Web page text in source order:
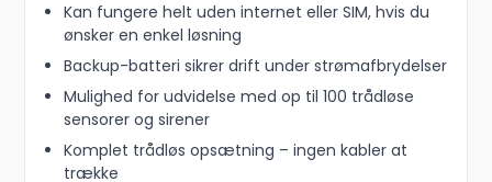
Kan fungere helt uden internet eller SIM, hvis du
ønsker en enkel løsning
Backup-batteri sikrer drift under strømafbrydelser
Mulighed for udvidelse med op til 100 trådløse
sensorer og sirener
Komplet trådløs opsætning – ingen kabler at
trække